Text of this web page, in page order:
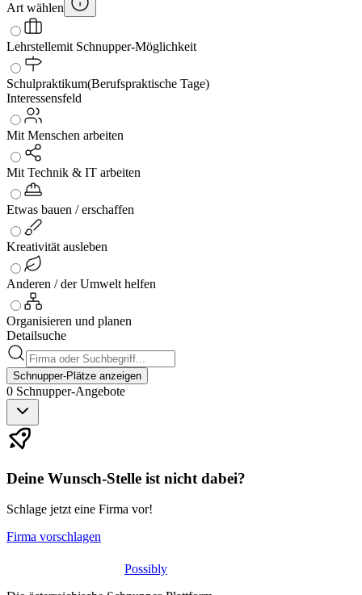
Art wählen
Lehrstellemit Schnupper-Möglichkeit
Schulpraktikum(Berufspraktische Tage)
Interessensfeld
Mit Menschen arbeiten
Mit Technik & IT arbeiten
Etwas bauen / erschaffen
Kreativität ausleben
Anderen / der Umwelt helfen
Organisieren und planen
Detailsuche
Schnupper-Plätze anzeigen
0 Schnupper-Angebote
Deine Wunsch-Stelle ist nicht dabei?
Schlage jetzt eine Firma vor!
Firma vorschlagen
Possibly